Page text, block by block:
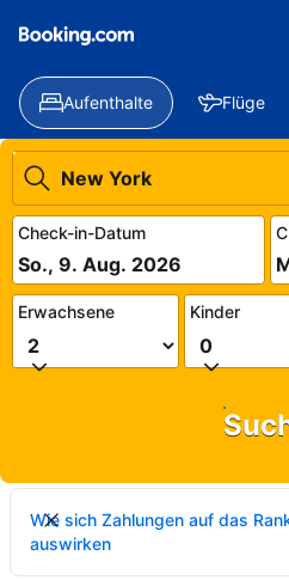
Aufenthalte Flüge
Check-in-Datum
So., 9. Aug. 2026
Erwachsene Kinder
Wie sich Zahlungen auf das
auswirken